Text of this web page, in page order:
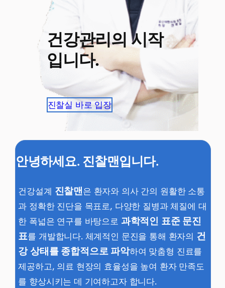
건강관리의 시작
입니다.
진찰실 바로 입장
안녕하세요. 진찰맨입니다.
건강설계 진찰맨은 환자와 의사 간의 원활한 소통
과 정확한 진단을 목표로, 다양한 질병과 체질에 대
한 폭넓은 연구를 바탕으로 과학적인 표준 문진
표를 개발합니다. 체계적인 문진을 통해 환자의 건
강 상태를 종합적으로 파악하여 맞춤형 진료를
제공하고, 의료 현장의 효율성을 높여 환자 만족도
를 향상시키는 데 기여하고자 합니다.